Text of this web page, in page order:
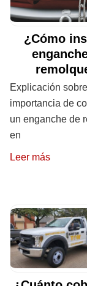
¿Cómo
Explicación
importancia de
un enganche de
en
Leer más